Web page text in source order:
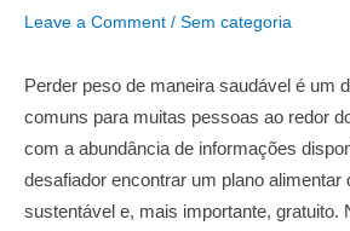
Leave a Comment / Sem categoria
Perder peso de maneira saudável é um
comuns para muitas pessoas ao redor
com a abundância de informações
desafiador encontrar um plano alimentar
sustentável e, mais importante, gratuito.